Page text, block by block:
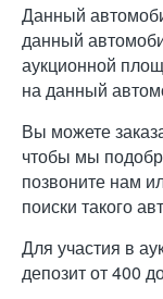
Данный
данный
аукционной
на данный
Вы можете
чтобы мы
позвоните нам
поиски такого
Для участия в
депозит от 400